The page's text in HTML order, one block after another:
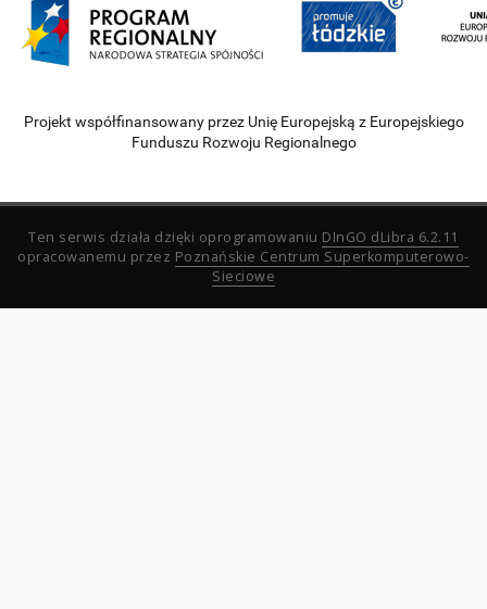
Projekt współfinansowany przez Unię Europejską z Europejskiego
Funduszu Rozwoju Regionalnego
Ten serwis działa dzięki oprogramowaniu DInGO dLibra 6.2.11
opracowanemu przez Poznańskie Centrum Superkomputerowo-
Sieciowe